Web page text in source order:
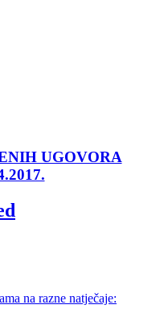
UGOVORA
na razne natječaje: